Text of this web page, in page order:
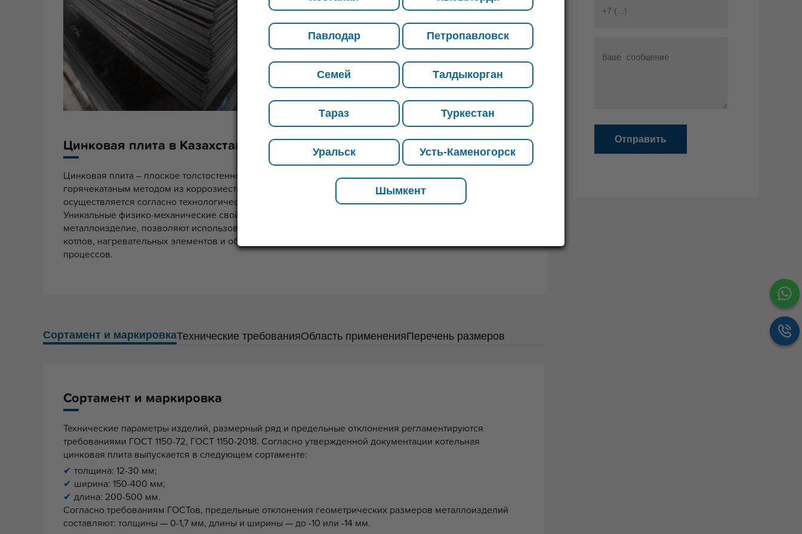
организуем доставку товара до
места назначения. Если Вас
интересуют объемы и скидки, а
позицию – позвоните нашим
менеджерам, они проконсультируют
насчет возможных вариантов.
Цинковая плита в Казахстане
Цинковая плита – плоское толстостенное изделие прямоугольной формы сечения, изготовленное
горячекатаным методом из коррозиестойкого легкоплавкого металла. Производство фабриката
осуществляется согласно технологической документации на автоматизированных прокатных станах.
Уникальные физико-механические свойства, которыми обладает цинковое толстолистовое
металлоизделие, позволяют использовать прокат для электрохимической защиты отопительных
котлов, нагревательных элементов и оборудования от разрушающего воздействия коррозийных
процессов.
Отправить
Сортамент и маркировкаТехнические требованияОбласть примененияПеречень размеров
Сортамент и маркировка
Технические параметры изделий, размерный ряд и предельные отклонения регламентируются
требованиями ГОСТ 1150-72, ГОСТ 1150-2018. Согласно утвержденной документации котельная
цинковая плита выпускается в следующем сортаменте:
толщина: 12-30 мм;
ширина: 150-400 мм;
длина: 200-500 мм.
Согласно требованиям ГОСТов, предельные отклонения геометрических размеров металлоизделий
составляют: толщины — 0-1,7 мм, длины и ширины — до -10 или -14 мм.
Павлодар Петропавловск
Семей Талдыкорган
Тараз Туркестан
Уральск Усть-Каменогорск
Шымкент